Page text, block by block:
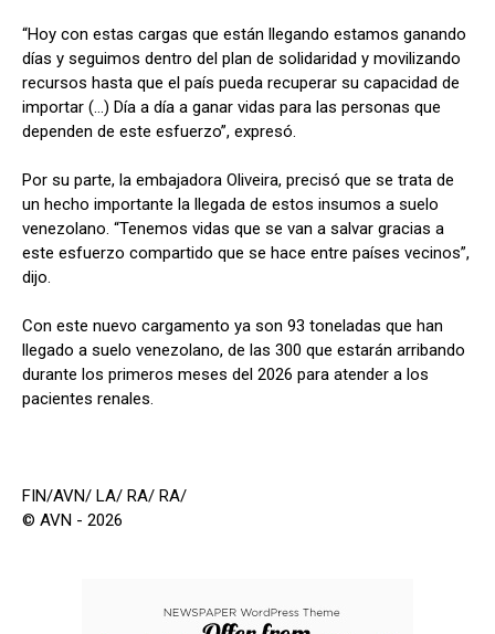
“Hoy con estas cargas que están llegando estamos ganando
días y seguimos dentro del plan de solidaridad y movilizando
recursos hasta que el país pueda recuperar su capacidad de
importar (…) Día a día a ganar vidas para las personas que
dependen de este esfuerzo”, expresó.
Por su parte, la embajadora Oliveira, precisó que se trata de
un hecho importante la llegada de estos insumos a suelo
venezolano. “Tenemos vidas que se van a salvar gracias a
este esfuerzo compartido que se hace entre países vecinos”,
dijo.
Con este nuevo cargamento ya son 93 toneladas que han
llegado a suelo venezolano, de las 300 que estarán arribando
durante los primeros meses del 2026 para atender a los
pacientes renales.
FIN/AVN/ LA/ RA/ RA/
© AVN - 2026